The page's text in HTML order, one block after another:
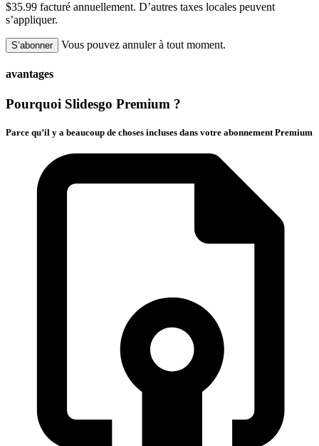
$35.99 facturé annuellement. D’autres taxes locales peuvent
s’appliquer.
S’abonner Vous pouvez annuler à tout moment.
avantages
Pourquoi Slidesgo Premium ?
Parce qu’il y a beaucoup de choses incluses dans votre abonnement Premium